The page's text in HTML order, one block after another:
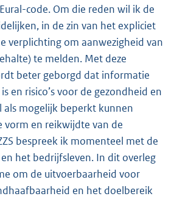
code. Om die reden wil ik de
in de zin van het expliciet
verplichting om aanwezigheid van
te melden. Met deze
beter geborgd dat informatie
en risico’s voor de gezondheid en
als mogelijk beperkt kunnen
vorm en reikwijdte van de
bespreek ik momenteel met de
het bedrijfsleven. In dit overleg
om de uitvoerbaarheid voor
en het doelbereik